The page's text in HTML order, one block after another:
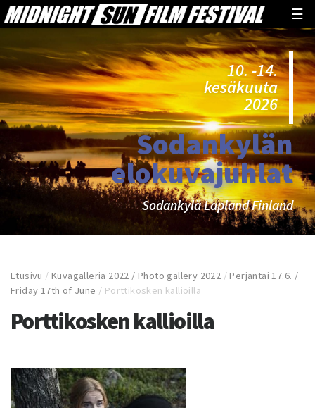
☰
10. -14.
kesäkuuta
2026
Sodankylän
elokuvajuhlat
Sodankylä Lapland Finland
Etusivu /Kuvagalleria 2022 / Photo gallery 2022 /Perjantai 17.6. /
Friday 17th of June / Porttikosken kallioilla
Porttikosken kallioilla